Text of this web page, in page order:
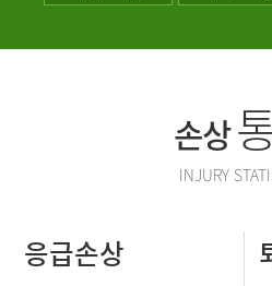
손상
INJURY
응급손상